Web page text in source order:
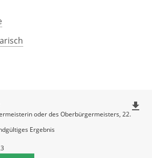
oder des Oberbürgermeisters, 22.
Ergebnis
file_download